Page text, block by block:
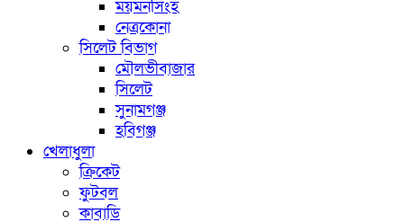
ময়মনসিংহ
নেত্রকোনা
সিলেট বিভাগ
মৌলভীবাজার
সিলেট
সুনামগঞ্জ
হবিগঞ্জ
খেলাধুলা
ক্রিকেট
ফুটবল
কাবাডি